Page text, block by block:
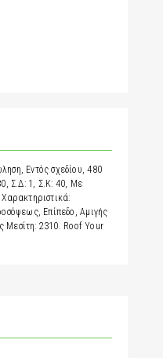
Εντός σχεδίου, 480
Σ.Δ: 1, Σ.Κ: 40, Με
Επίπεδο, Αμιγής
Μεσίτη: 2310. Roof Your